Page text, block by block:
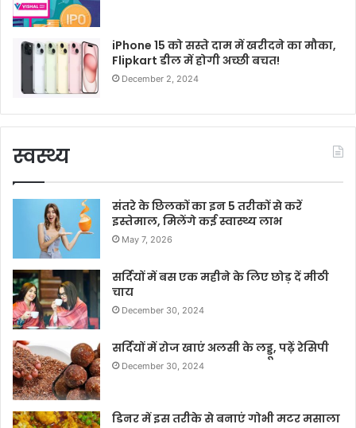
iPhone 15 को सस्ते दाम में खरीदने का मौका,
Flipkart डील में होगी अच्छी बचत!
December 2, 2024
स्वस्थ्य
संतरे के छिलकों का इन 5 तरीकों से करें
इस्तेमाल, मिलेंगे कई स्वास्थ्य लाभ
May 7, 2026
सर्दियों में बस एक महीने के लिए छोड़ दें मीठी
चाय
December 30, 2024
सर्दियों में रोज खाएं अलसी के लड्डू, पढ़ें रेसिपी
December 30, 2024
डिनर में इस तरीके से बनाएं गोभी मटर मसाला